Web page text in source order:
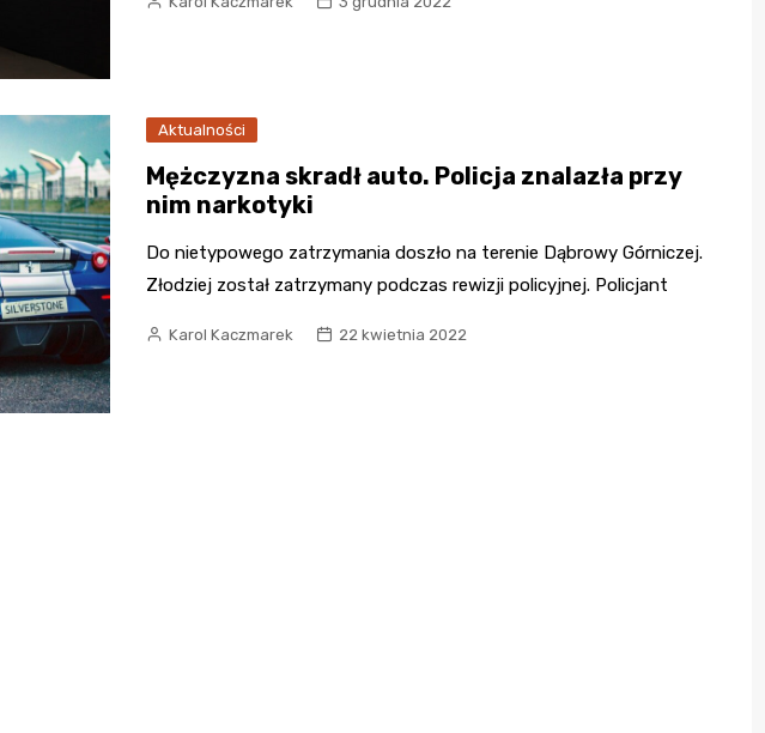
Aktualności
Mężczyzna skradł auto. Policja znalazła przy
nim narkotyki
Do nietypowego zatrzymania doszło na terenie Dąbrowy Górniczej.
Złodziej został zatrzymany podczas rewizji policyjnej. Policjant
Karol Kaczmarek 22 kwietnia 2022